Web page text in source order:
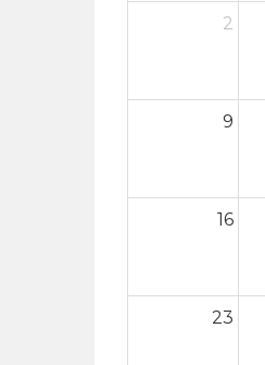
2
9
16
23